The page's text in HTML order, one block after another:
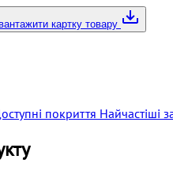
картку товару
покриття Найчастіші